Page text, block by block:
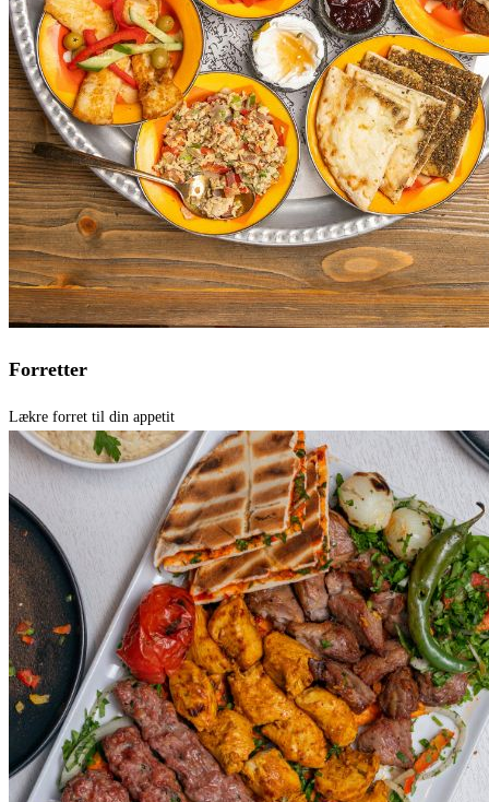
Forretter
Lækre forret til din appetit